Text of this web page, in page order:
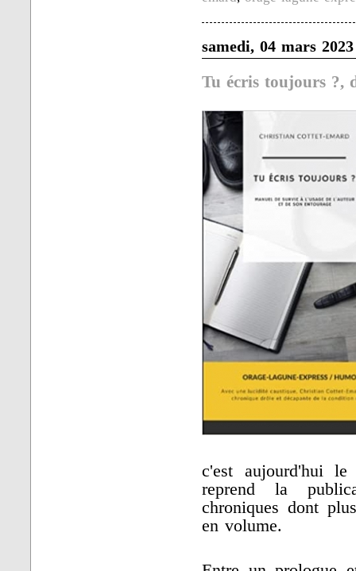
samedi, 04 mars 2023
Tu écris toujours ?,
c'est aujourd'hui le
reprend la
chroniques dont
en volume.